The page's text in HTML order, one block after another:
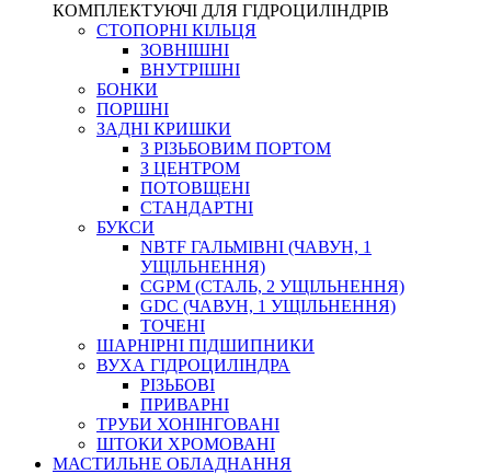
КОМПЛЕКТУЮЧІ ДЛЯ ГІДРОЦИЛІНДРІВ
СТОПОРНІ КІЛЬЦЯ
ЗОВНІШНІ
ВНУТРІШНІ
БОНКИ
ПОРШНІ
ЗАДНІ КРИШКИ
З РІЗЬБОВИМ ПОРТОМ
З ЦЕНТРОМ
ПОТОВЩЕНІ
СТАНДАРТНІ
БУКСИ
NBTF ГАЛЬМІВНІ (ЧАВУН, 1
УЩІЛЬНЕННЯ)
CGPM (СТАЛЬ, 2 УЩІЛЬНЕННЯ)
GDC (ЧАВУН, 1 УЩІЛЬНЕННЯ)
ТОЧЕНІ
ШАРНІРНІ ПІДШИПНИКИ
ВУХА ГІДРОЦИЛІНДРА
РІЗЬБОВІ
ПРИВАРНІ
ТРУБИ ХОНІНГОВАНІ
ШТОКИ ХРОМОВАНІ
МАСТИЛЬНЕ ОБЛАДНАННЯ